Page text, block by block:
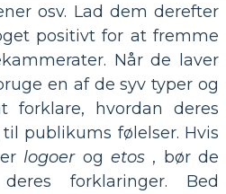
osv. Lad dem derefter
positivt for at fremme
Når de laver
en af ​​de syv typer og
hvordan deres
publikums følelser. Hvis
logoerog etos, bør de
forklaringer. Bed